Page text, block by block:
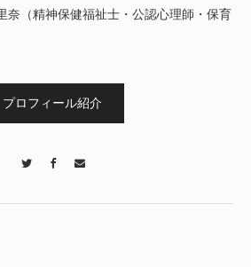
奈（精神保健福祉士・公認心理師・保育
プロフィール紹介